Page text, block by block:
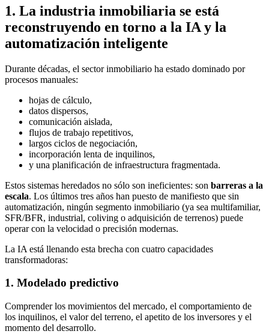
1. La industria inmobiliaria se está
reconstruyendo en torno a la IA y la
automatización inteligente
Durante décadas, el sector inmobiliario ha estado dominado por
procesos manuales:
hojas de cálculo,
datos dispersos,
comunicación aislada,
flujos de trabajo repetitivos,
largos ciclos de negociación,
incorporación lenta de inquilinos,
y una planificación de infraestructura fragmentada.
Estos sistemas heredados no sólo son ineficientes: son barreras a la
escala. Los últimos tres años han puesto de manifiesto que sin
automatización, ningún segmento inmobiliario (ya sea multifamiliar,
SFR/BFR, industrial, coliving o adquisición de terrenos) puede
operar con la velocidad o precisión modernas.
La IA está llenando esta brecha con cuatro capacidades
transformadoras:
1. Modelado predictivo
Comprender los movimientos del mercado, el comportamiento de
los inquilinos, el valor del terreno, el apetito de los inversores y el
momento del desarrollo.